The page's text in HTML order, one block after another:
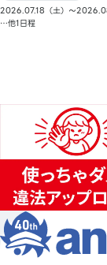
2026.07.18（土）〜
…他1日程